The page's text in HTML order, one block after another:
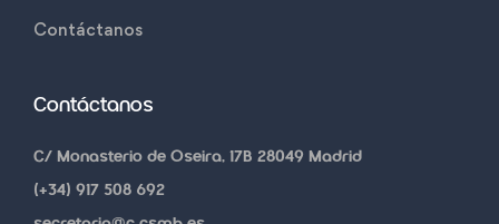
Contáctanos
Contáctanos
C/ Monasterio de Oseira, 17B 28049 Madrid
(+34) 917 508 692